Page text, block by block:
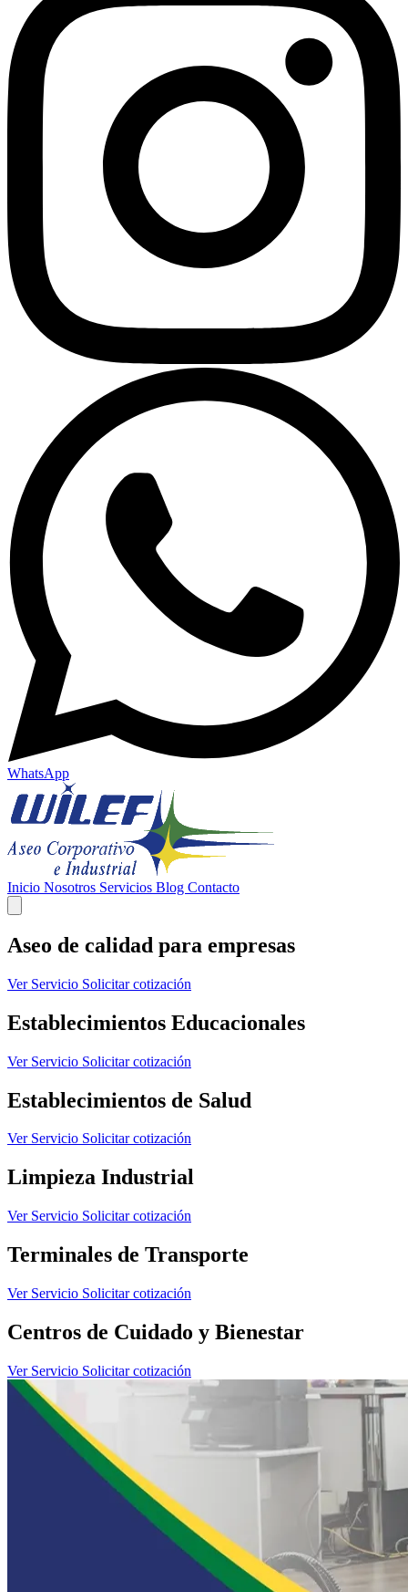
WhatsApp
Inicio Nosotros Servicios Blog Contacto
Aseo de calidad para empresas
Ver Servicio Solicitar cotización
Establecimientos Educacionales
Ver Servicio Solicitar cotización
Establecimientos de Salud
Ver Servicio Solicitar cotización
Limpieza Industrial
Ver Servicio Solicitar cotización
Terminales de Transporte
Ver Servicio Solicitar cotización
Centros de Cuidado y Bienestar
Ver Servicio Solicitar cotización